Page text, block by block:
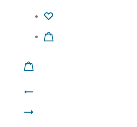
Product
navigation
Windows-